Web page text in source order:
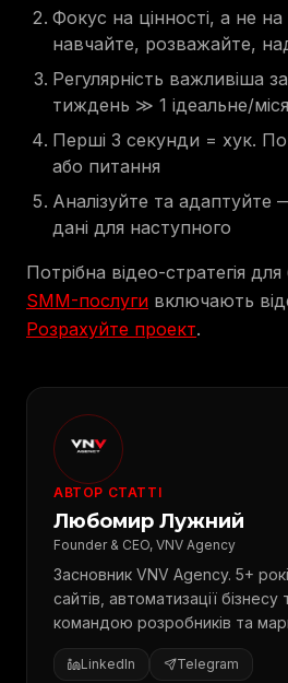
Фокус на цінності, а не
навчайте, розважайте,
Регулярність важливіша
тиждень ≫ 1 ідеальне/
Перші 3 секунди = хук.
або питання
Аналізуйте та адаптуйте
дані для наступного
Потрібна відео-стратегія для
SMM-послуги включають
Розрахуйте проект.
АВТОР СТАТТІ
Любомир Лужний
Founder & CEO, VNV Agency
Засновник VNV Agency. 5+
сайтів, автоматизації бізнесу
командою розробників та
LinkedIn Telegram